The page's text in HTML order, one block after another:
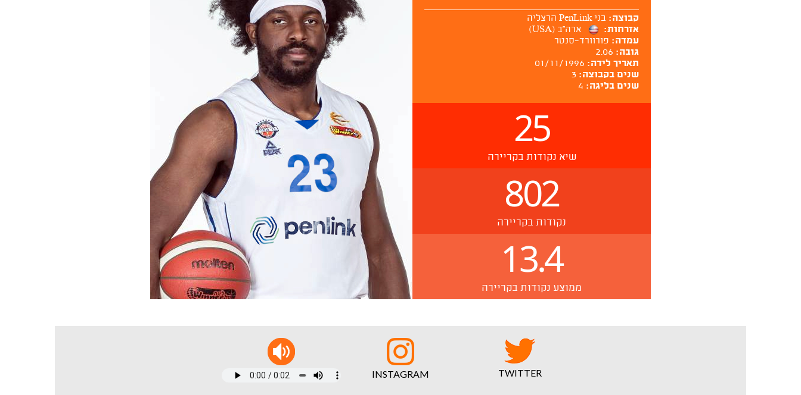
קבוצה: בני PenLink הרצליה
אזרחות:
ארה''ב (USA)
עמדה: פורוורד-סנטר
גובה: 2.06
תאריך לידה: 01/11/1996
שנים בקבוצה: 3
שנים בליגה: 4
25
שיא נקודות בקריירה
802
נקודות בקריירה
13.4
ממוצע נקודות בקריירה
TWITTER
INSTAGRAM